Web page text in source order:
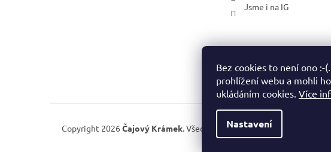
Bez cookies to není ono :-
prohlížení webu a mohli
ukládáním cookies. Více
Nastavení
Jsme i na IG
Copyright 2026 Čajový Krámek. Všechna práva vyhrazena.